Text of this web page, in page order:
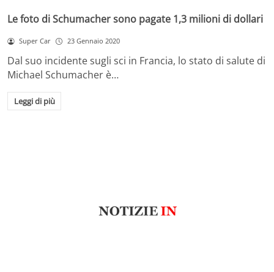
Le foto di Schumacher sono pagate 1,3 milioni di dollari
Super Car 23 Gennaio 2020
Dal suo incidente sugli sci in Francia, lo stato di salute di
Michael Schumacher è…
Leggi di più